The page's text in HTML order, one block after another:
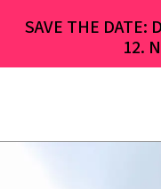
SAVE THE
12.